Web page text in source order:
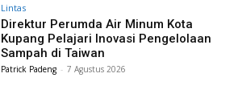
Lintas
Direktur Perumda Air Minum Kota
Kupang Pelajari Inovasi Pengelolaan
Sampah di Taiwan
Patrick Padeng - 7 Agustus 2026